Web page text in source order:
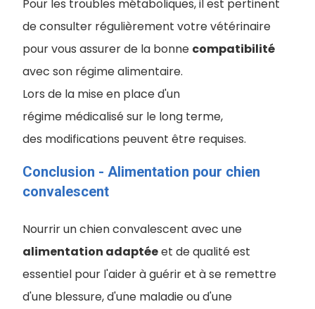
Pour les troubles métaboliques, il est pertinent
de consulter régulièrement votre vétérinaire
pour vous assurer de la bonne compatibilité
avec son régime alimentaire.
Lors de la mise en place d'un
régime médicalisé sur le long terme,
des modifications peuvent être requises.
Conclusion - Alimentation pour chien
convalescent
Nourrir un chien convalescent avec une
alimentation adaptéeet de qualité est
essentiel pour l'aider à guérir et à se remettre
d'une blessure, d'une maladie ou d'une